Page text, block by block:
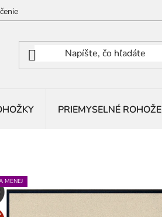
PRIEMYSELNÉ ROHOŽE
MENEJ